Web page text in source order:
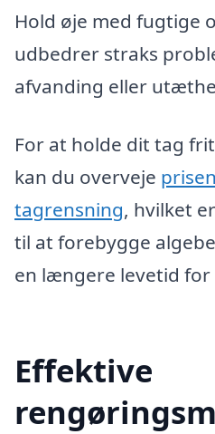
Hold øje med fugtige
udbedrer straks
afvanding eller
For at holde dit tag
kan du overveje
tagrensning, hvilket
til at forebygge
en længere levetid for
Effektive